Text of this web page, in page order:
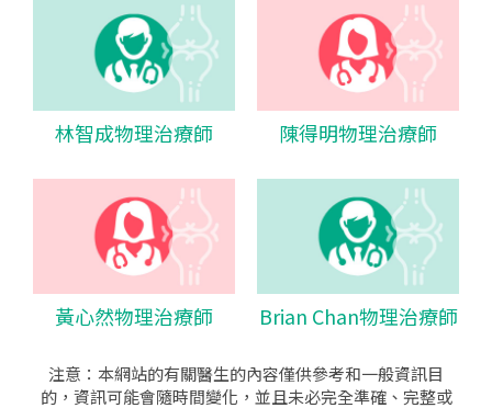
林智成物理治療師 陳得明物理治療師
黃心然物理治療師 Brian Chan物理治療師
注意：本網站的有關醫生的內容僅供參考和一般資訊目
的，資訊可能會隨時間變化，並且未必完全準確、完整或